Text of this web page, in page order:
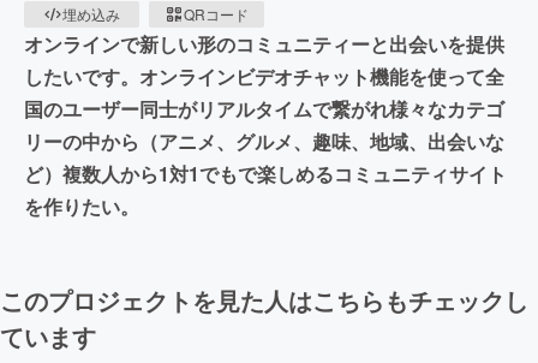
埋め込み
QRコード
オンラインで新しい形のコミュニティーと出会いを提供
したいです。オンラインビデオチャット機能を使って全
国のユーザー同士がリアルタイムで繋がれ様々なカテゴ
リーの中から（アニメ、グルメ、趣味、地域、出会いな
ど）複数人から1対1でもで楽しめるコミュニティサイト
を作りたい。
このプロジェクトを見た人はこちらもチェックし
ています